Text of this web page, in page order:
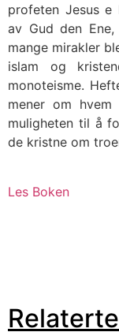
profeten Jesus e
av Gud den
mange mirakler
islam og
monoteisme.
mener om
muligheten til å
de kristne om
Les Boken